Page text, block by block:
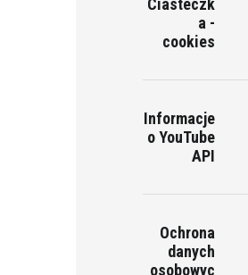
Ciasteczk
a -
cookies
Informacje
o YouTube
API
Ochrona
danych
osobowyc